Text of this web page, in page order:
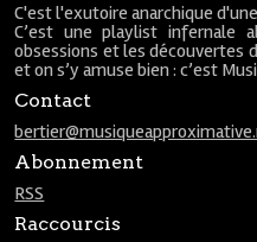
C'est l'exutoire anarchique
C’est une playlist infernale
obsessions et les découvertes
et on s’y amuse bien : c’est
Contact
Abonnement
RSS
Raccourcis